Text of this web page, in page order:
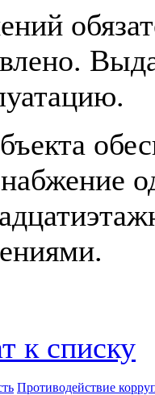
к списку
Противодействие